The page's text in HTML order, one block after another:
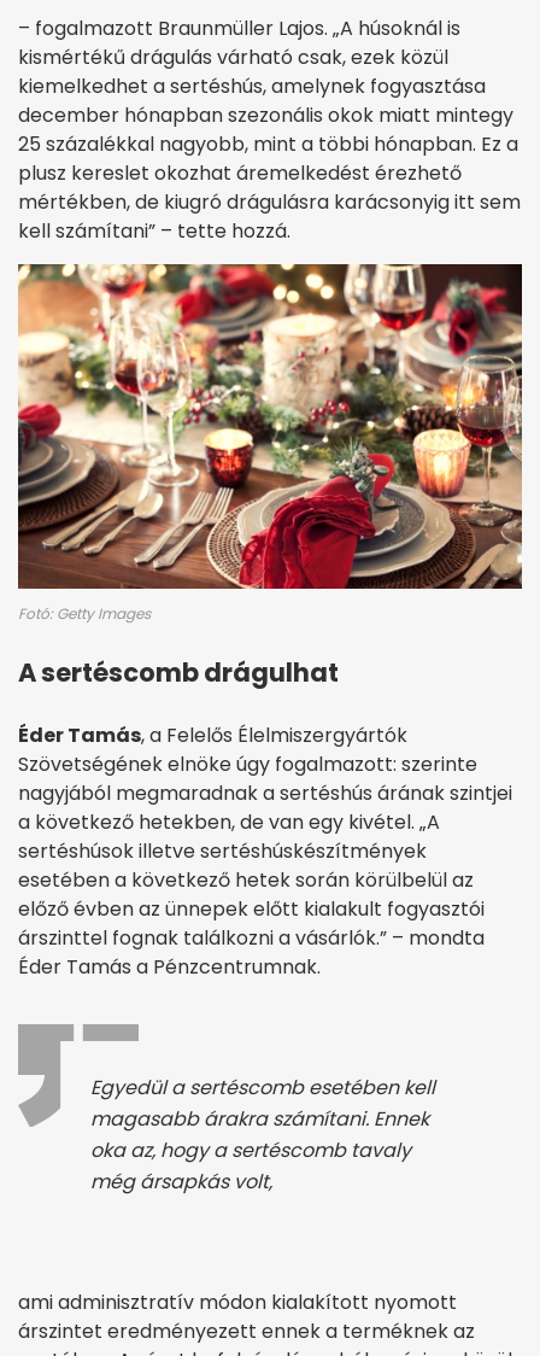
– fogalmazott Braunmüller Lajos. „A húsoknál is
kismértékű drágulás várható csak, ezek közül
kiemelkedhet a sertéshús, amelynek fogyasztása
december hónapban szezonális okok miatt mintegy
25 százalékkal nagyobb, mint a többi hónapban. Ez a
plusz kereslet okozhat áremelkedést érezhető
mértékben, de kiugró drágulásra karácsonyig itt sem
kell számítani” – tette hozzá.
Fotó: Getty Images
A sertéscomb drágulhat
Éder Tamás, a Felelős Élelmiszergyártók
Szövetségének elnöke úgy fogalmazott: szerinte
nagyjából megmaradnak a sertéshús árának szintjei
a következő hetekben, de van egy kivétel. „A
sertéshúsok illetve sertéshúskészítmények
esetében a következő hetek során körülbelül az
előző évben az ünnepek előtt kialakult fogyasztói
árszinttel fognak találkozni a vásárlók.” – mondta
Éder Tamás a Pénzcentrumnak.
Egyedül a sertéscomb esetében kell
magasabb árakra számítani. Ennek
oka az, hogy a sertéscomb tavaly
még ársapkás volt,
ami adminisztratív módon kialakított nyomott
árszintet eredményezett ennek a terméknek az